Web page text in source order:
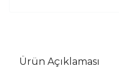
Ürün Açıklaması